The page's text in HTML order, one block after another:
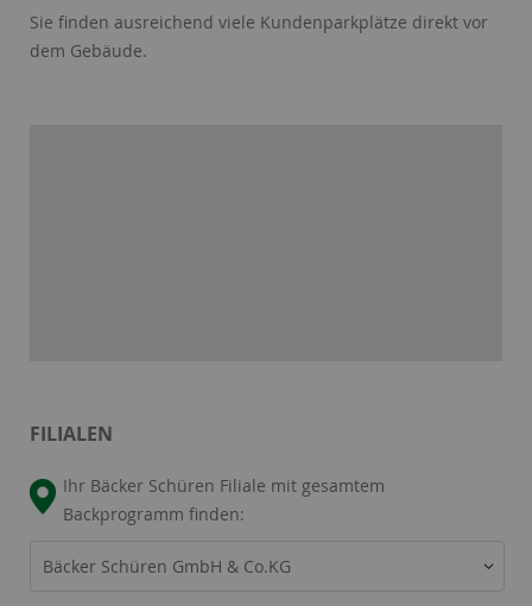
Sie finden ausreichend viele Kundenparkplätze direkt vor
dem Gebäude.
FILIALEN
Ihr Bäcker Schüren Filiale mit gesamtem
Backprogramm finden:
Bäcker Schüren GmbH & Co.KG